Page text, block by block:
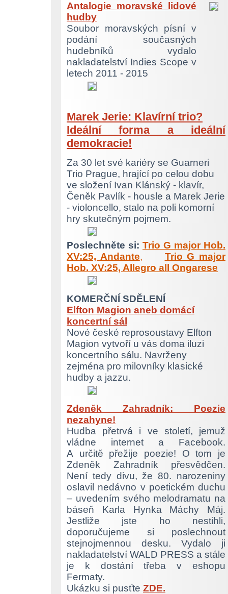
Antalogie moravské lidové
hudby
Soubor moravských písní v
podání současných
hudebníků vydalo
nakladatelství Indies Scope v
letech 2011 - 2015
Marek Jerie: Klavírní trio?
Ideální formaa ideální
demokracie!
Za 30 let své kariéry se Guarneri
Trio Prague, hrající po celou dobu
ve složení Ivan Klánský - klavír,
Čeněk Pavlík - housle a Marek Jerie
- violoncello, stalo na poli komorní
hry skutečným pojmem.
Poslechněte si: Trio G major Hob.
XV:25, Andante, Trio G major
Hob. XV:25, Allegro all Ongarese
KOMERČNÍ SDĚLENÍ
Elfton Magion aneb domácí
koncertní sál
Nové české reprosoustavy Elfton
Magion vytvoří u vás doma iluzi
koncertního sálu. Navrženy
zejména pro milovníky klasické
hudby a jazzu.
Zdeněk Zahradník: Poezie
nezahyne!
Hudba přetrvá i ve století, jemuž
vládne internet a Facebook.
A určitě přežije poezie! O tom je
Zdeněk Zahradník přesvědčen.
Není tedy divu, že 80. narozeniny
oslavil nedávno v poetickém duchu
– uvedením svého melodramatu na
báseň Karla Hynka Máchy Máj.
Jestliže jste ho nestihli,
doporučujeme si poslechnout
stejnojmennou desku. Vydalo ji
nakladatelství WALD PRESS a stále
je k dostání třeba v eshopu
Fermaty.
Ukázku si pusťte ZDE.